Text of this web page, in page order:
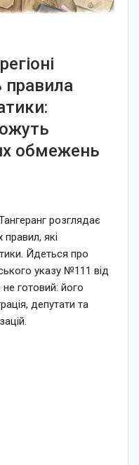
правила
обмежень
розглядає
які
Йдеться про
указу №111 від
готовий: його
депутати та